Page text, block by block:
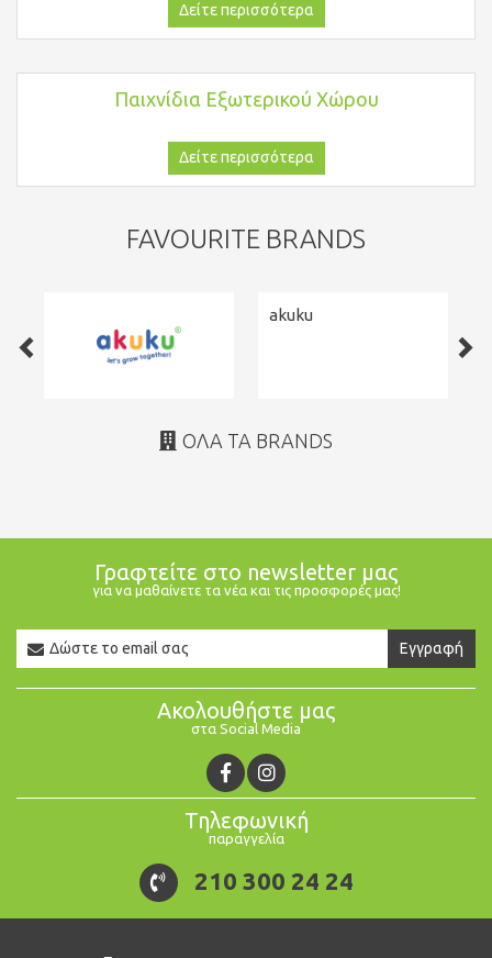
Δείτε περισσότερα
Παιχνίδια Εξωτερικού Χώρου
Δείτε περισσότερα
FAVOURITE BRANDS
akuku
ΌΛΑ ΤΑ BRANDS
Γραφτείτε στο newsletter μας
για να μαθαίνετε τα νέα και τις προσφορές μας!
Newsletter
Email
Εγγραφή
Ακολουθήστε μας
στα Social Media
Τηλεφωνική
παραγγελία
210 300 24 24